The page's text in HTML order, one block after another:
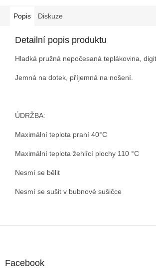
Popis Diskuze
Detailní popis produktu
Hladká pružná nepočesaná teplákovina,
Jemná na dotek, příjemná na nošení.
ÚDRŽBA:
Maximální teplota praní 40°C
Maximální teplota žehlící plochy 110 °C
Nesmí se bělit
Nesmí se sušit v bubnové sušičce
Facebook